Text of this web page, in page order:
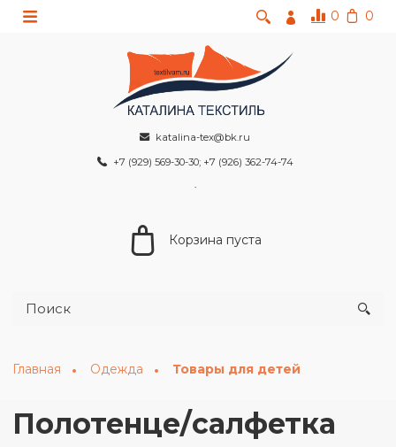
0 0
katalina-tex@bk.ru
+7 (929) 569-30-30; +7 (926) 362-74-74
Корзина пуста
Главная Одежда Товары для детей
Полотенце/салфетка